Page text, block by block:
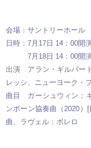
会場：サントリーホール
日時：7月17日 14：00開
7月18日 14：00開演
出演 アラン・ギルバー
レッシ、ニューヨーク・
曲目 ガーシュウィン：
ンボーン協奏曲（2020
曲、ラヴェル：ボレロ